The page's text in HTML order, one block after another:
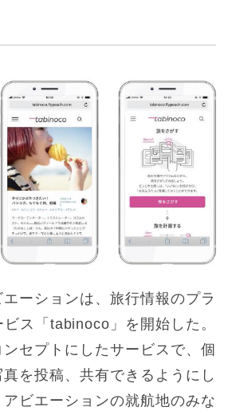
ーションは、旅行情報のプラ
ス「tabinoco」を開始した。
セプトにしたサービスで、個
を投稿、共有できるようにし
ビエーションの就航地のみな